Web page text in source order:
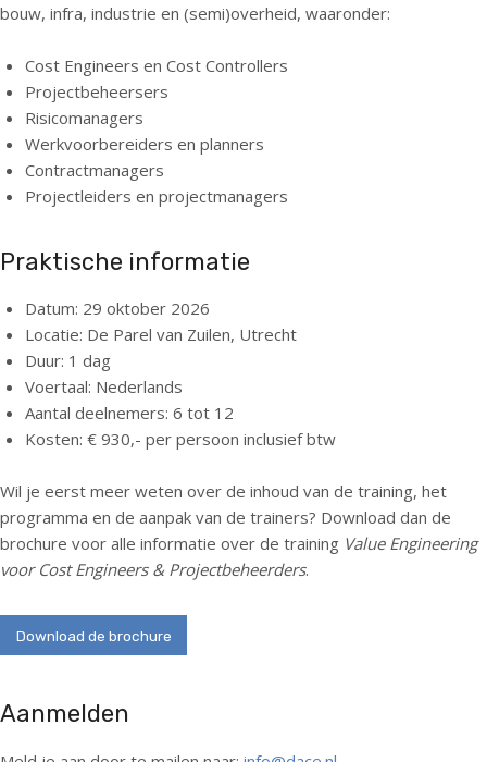
bouw, infra, industrie en (semi)overheid, waaronder:
Cost Engineers en Cost Controllers
Projectbeheersers
Risicomanagers
Werkvoorbereiders en planners
Contractmanagers
Projectleiders en projectmanagers
Praktische informatie
Datum: 29 oktober 2026
Locatie: De Parel van Zuilen, Utrecht
Duur: 1 dag
Voertaal: Nederlands
Aantal deelnemers: 6 tot 12
Kosten: € 930,- per persoon inclusief btw
Wil je eerst meer weten over de inhoud van de training, het
programma en de aanpak van de trainers? Download dan de
brochure voor alle informatie over de training Value Engineering
voor Cost Engineers & Projectbeheerders.
Download de brochure
Aanmelden